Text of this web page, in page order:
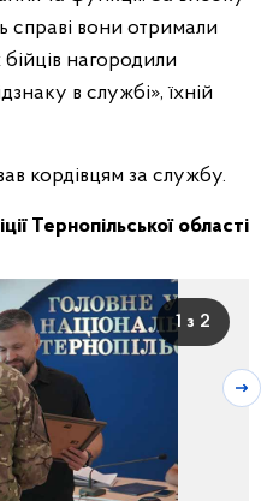
справі вони отримали
нагородили
в службі», їхній
кордівцям за службу.
Тернопільської області
1 з 2